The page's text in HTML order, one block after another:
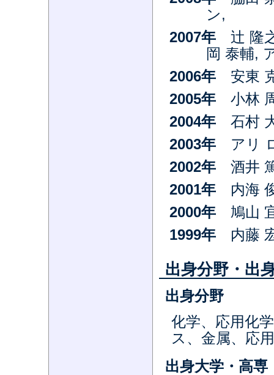
ン,
2007年 辻 隆
岡 泰輔,
2006年 安東
2005年 小林
2004年 石村
2003年 アリ
2002年 酒井
2001年 内海
2000年 鳩山
1999年 内藤
出身分野・出
出身分野
化学、応用化
ス、金属、応
出身大学・高専